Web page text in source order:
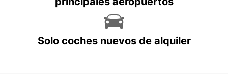
Solo coches nuevos de alquiler